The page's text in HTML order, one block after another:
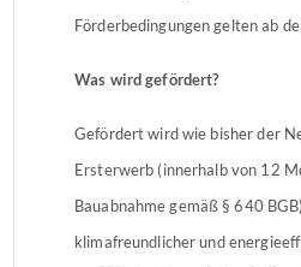
Förderbedingungen gelten ab
Was wird gefördert?
Gefördert wird wie bisher der
Ersterwerb (innerhalb von 12
Bauabnahme gemäß § 640
klimafreundlicher und